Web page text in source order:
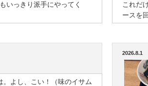
いっきり派手にやってく
これだ
ースを
。よし、こい！（味のイサム
2026.8.1